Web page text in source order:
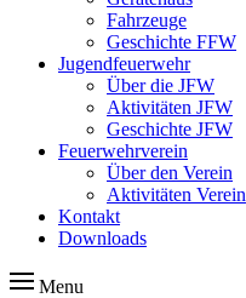
Fahrzeuge
Geschichte FFW
Jugendfeuerwehr
Über die JFW
Aktivitäten JFW
Geschichte JFW
Feuerwehrverein
Über den Verein
Aktivitäten Verein
Kontakt
Downloads
Menu